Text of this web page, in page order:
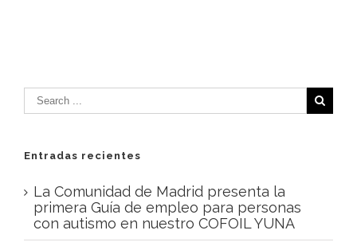
Entradas recientes
La Comunidad de Madrid presenta la
primera Guía de empleo para personas
con autismo en nuestro COFOIL YUNA